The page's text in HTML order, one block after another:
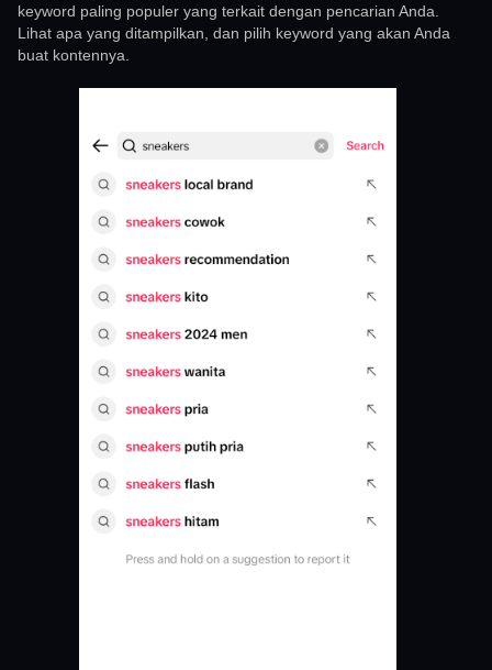
keyword paling populer yang terkait dengan pencarian Anda.
Lihat apa yang ditampilkan, dan pilih keyword yang akan Anda
buat kontennya.